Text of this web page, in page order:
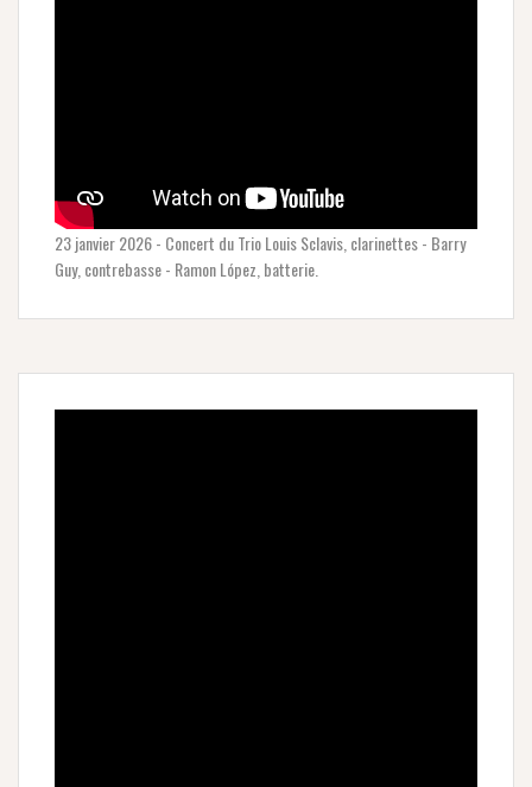
23 janvier 2026 - Concert du Trio Louis Sclavis, clarinettes - Barry
Guy, contrebasse - Ramon López, batterie.